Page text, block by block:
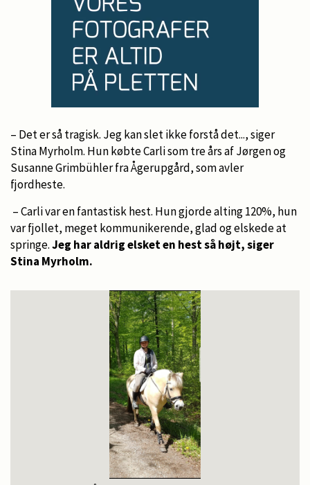
– Det er så tragisk. Jeg kan slet ikke forstå det..., siger
Stina Myrholm. Hun købte Carli som tre års af Jørgen og
Susanne Grimbühler fra Ågerupgård, som avler
fjordheste.
– Carli var en fantastisk hest. Hun gjorde alting 120%, hun
var fjollet, meget kommunikerende, glad og elskede at
springe.Jeg har aldrig elsket en hest så højt, siger
Stina Myrholm.